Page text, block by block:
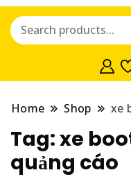
Home Shop xe
Tag:xe
quảng cáo